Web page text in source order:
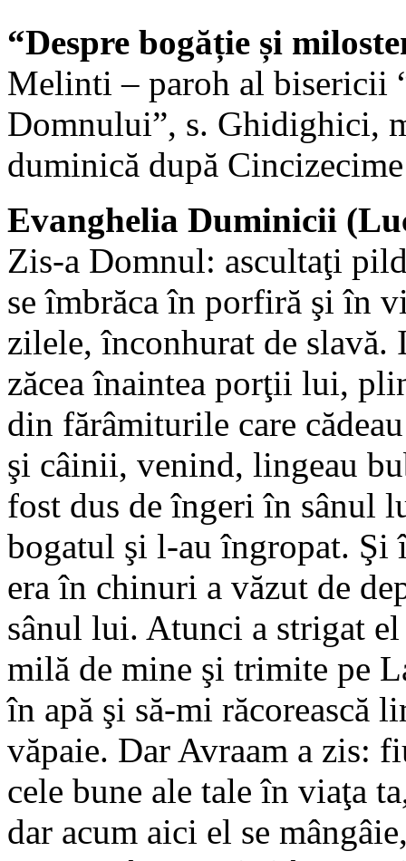
“Despre bogăție și
Melinti – paroh al bisericii
Domnului”, s. Ghidighici,
duminică după
Evanghelia Duminicii
Zis-a Domnul: ascultaţi
se îmbrăca în porfiră şi în
zilele, înconhurat de slavă.
zăcea înaintea porţii lui,
din fărâmiturile care
şi câinii, venind, lingeau
fost dus de îngeri în sânul
bogatul şi l-au îngropat. Şi
era în chinuri a văzut de
sânul lui. Atunci a strigat
milă de mine şi trimite pe
în apă şi să-mi răcorească
văpaie. Dar Avraam a zis:
cele bune ale tale în viaţa
dar acum aici el se